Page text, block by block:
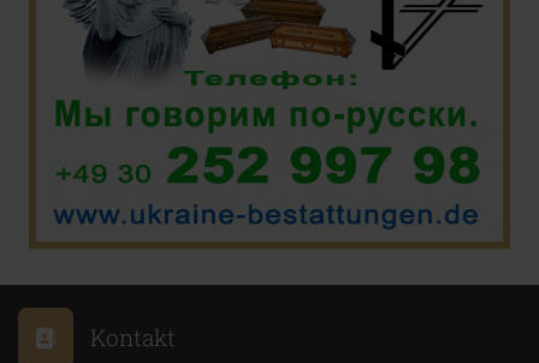
Kontakt